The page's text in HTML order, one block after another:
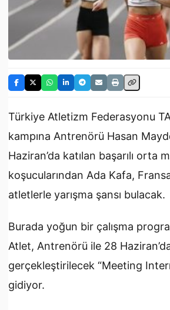
Türkiye Atletizm Federasyonu
kampına Antrenörü Hasan
Haziran’da katılan başarılı orta
koşucularından Ada Kafa,
atletlerle yarışma şansı bulacak.
Burada yoğun bir çalışma
Atlet, Antrenörü ile 28
gerçekleştirilecek “Meeting
gidiyor.